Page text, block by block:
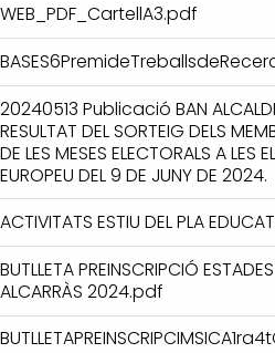
WEB_PDF_CartellA3.pdf
20240513 Publicació BAN
RESULTAT DEL SORTEIG DELS
DE LES MESES ELECTORALS A LES
EUROPEU DEL 9 DE JUNY DE 2024.
ACTIVITATS ESTIU DEL PLA
BUTLLETA PREINSCRIPCIÓ
ALCARRÀS 2024.pdf